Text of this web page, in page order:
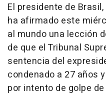
El presidente de
ha afirmado este
al mundo una lección
de que el Tribunal
sentencia del
condenado a 27 años
por intento de golpe